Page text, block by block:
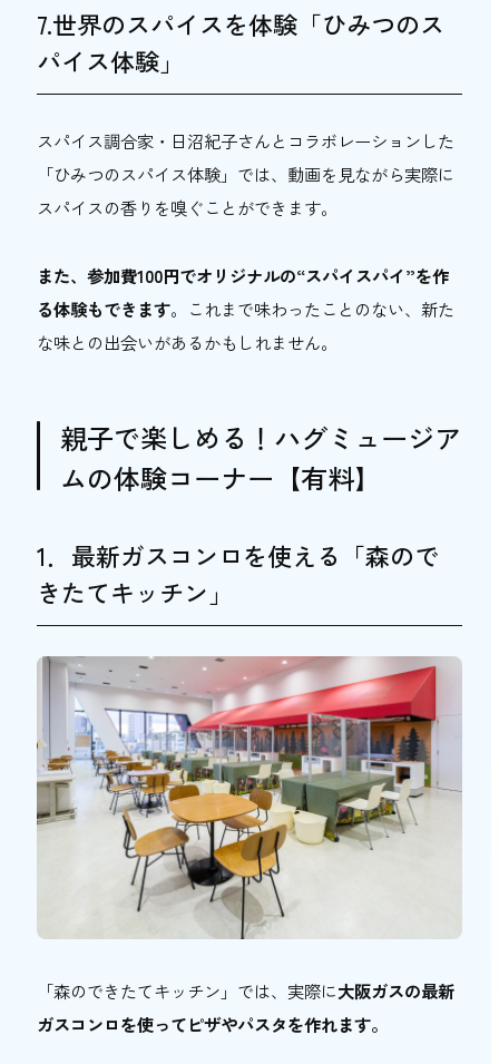
7.世界のスパイスを体験「ひみつのス
パイス体験」
スパイス調合家・日沼紀子さんとコラボレーションした
「ひみつのスパイス体験」では、動画を見ながら実際に
スパイスの香りを嗅ぐことができます。
また、参加費100円でオリジナルの“スパイスパイ”を作
る体験もできます。これまで味わったことのない、新た
な味との出会いがあるかもしれません。
親子で楽しめる！ハグミュージア
ムの体験コーナー【有料】
1．最新ガスコンロを使える「森ので
きたてキッチン」
「森のできたてキッチン」では、実際に大阪ガスの最新
ガスコンロを使ってピザやパスタを作れます。